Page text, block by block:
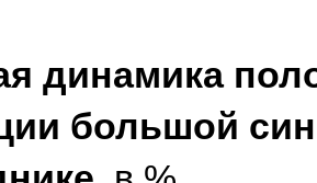
динамика
большой